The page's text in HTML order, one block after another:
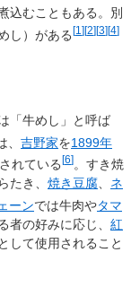
込むこともある。別
し）がある[1 ][2][3][4]
「牛めし」と呼ば
吉野家を1899年
れている [6] 。 すき焼
たき、 焼き豆腐
ネ
ーンでは牛肉やタマ
者の好みに応じ、 紅
して使用されること